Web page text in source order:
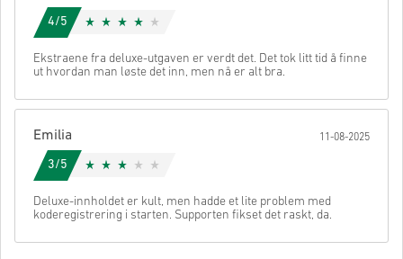
4/5
Ekstraene fra deluxe-utgaven er verdt det. Det tok litt tid å finne
ut hvordan man løste det inn, men nå er alt bra.
Emilia 11-08-2025
3/5
Deluxe-innholdet er kult, men hadde et lite problem med
koderegistrering i starten. Supporten fikset det raskt, da.